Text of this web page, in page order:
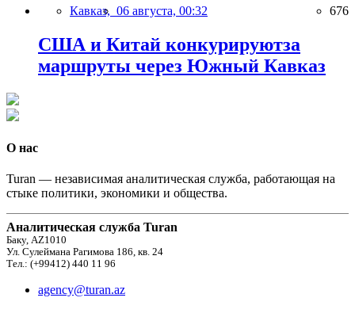
Кавказ, 06 августа, 00:32 676
США и Китай конкурируютза
маршруты через Южный Кавказ
О нас
Turan — независимая аналитическая служба, работающая на
стыке политики, экономики и общества.
Аналитическая служба Turan
Баку, AZ1010
Ул. Сулеймана Рагимова 186, кв. 24
Тел.: (+99412) 440 11 96
agency@turan.az